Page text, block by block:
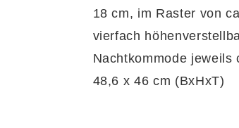
18 cm, im Raster von
vierfach
Nachtkommode jeweils